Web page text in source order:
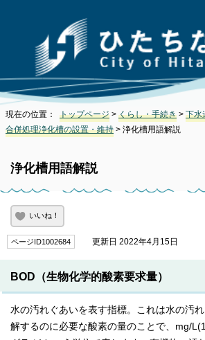
現在の位置： トップページ > くらし・手続き > 下水
合併処理浄化槽の設置・維持 > 浄化槽用語解説
浄化槽用語解説
いいね！
ページID1002684 更新日 2022年4月15日
BOD（生物化学的酸素要求量）
水の汚れぐあいを表す指標。これは水の汚
解するのに必要な酸素の量のことで、mg/